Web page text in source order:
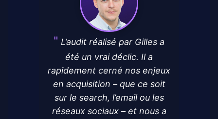
L’audit réalisé par Gilles a
été un vrai déclic. Il a
rapidement cerné nos enjeux
en acquisition – que ce soit
sur le search, l’email ou les
réseaux sociaux – et nous a